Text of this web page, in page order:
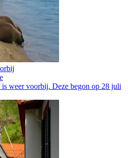
weer voorbij. Deze begon op 28 juli